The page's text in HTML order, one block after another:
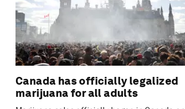
Canada has officially legalized
marijuana for all adults